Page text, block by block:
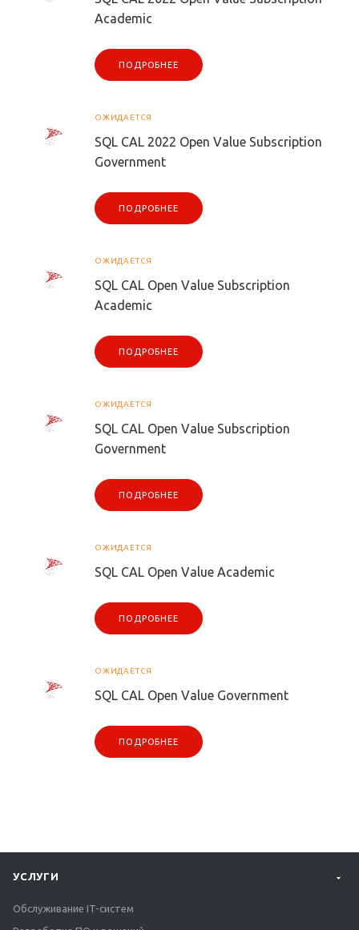
Academic
ПОДРОБНЕЕ
ОЖИДАЕТСЯ
SQL CAL 2022 Open Value Subscription
Government
ПОДРОБНЕЕ
ОЖИДАЕТСЯ
SQL CAL Open Value Subscription
Academic
ПОДРОБНЕЕ
ОЖИДАЕТСЯ
SQL CAL Open Value Subscription
Government
ПОДРОБНЕЕ
ОЖИДАЕТСЯ
SQL CAL Open Value Academic
ПОДРОБНЕЕ
ОЖИДАЕТСЯ
SQL CAL Open Value Government
ПОДРОБНЕЕ
УСЛУГИ
Обслуживание IT-систем